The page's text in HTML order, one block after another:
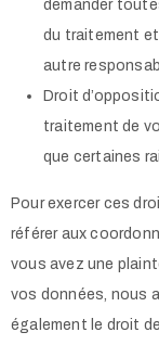
demander
du traitement
autre
Droit
traitement de
que certaines
Pour exercer ces
référer aux
vous avez une
vos données, nous
également le droit